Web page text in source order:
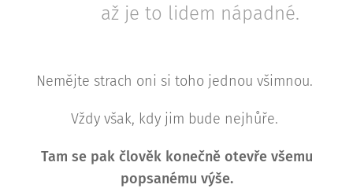
až je to lidem nápadné.
Nemějte strach oni si toho jednou všimnou.
Vždy však, kdy jim bude nejhůře.
Tam se pak člověk konečně otevře všemu
popsanému výše.